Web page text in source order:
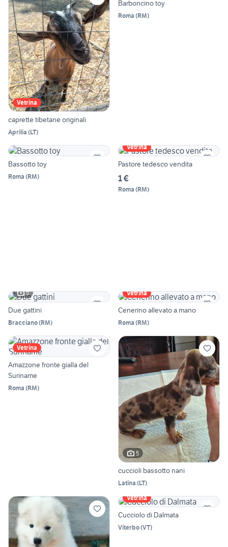
Vetrina
caprette tibetane originali
Aprilia (LT)
Barboncino toy
Roma (RM)
Bassotto toy
Roma (RM)
Vetrina
Pastore tedesco vendita
1 €
Roma (RM)
5
Due gattini
Bracciano(RM)
Vetrina
Cenerino allevato a mano
Roma (RM)
Vetrina
Amazzone fronte gialla del
Suriname
Roma (RM)
5
cuccioli bassotto nani
Latina (LT)
Vetrina
Cucciolo di Dalmata
Viterbo(VT)